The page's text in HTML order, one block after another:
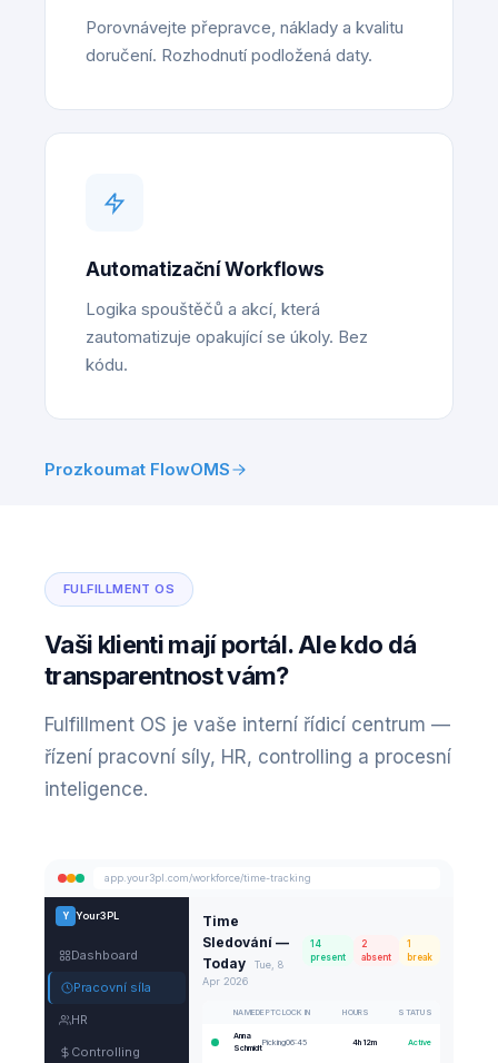
Porovnávejte přepravce, náklady a kvalitu
doručení. Rozhodnutí podložená daty.
Automatizační Workflows
Logika spouštěčů a akcí, která
zautomatizuje opakující se úkoly. Bez
kódu.
Prozkoumat FlowOMS
FULFILLMENT OS
Vaši klienti mají portál. Ale kdo dá
transparentnost vám?
Fulfillment OS je vaše interní řídicí centrum —
řízení pracovní síly, HR, controlling a procesní
inteligence.
app.your3pl.com/workforce/time-tracking
Y Your3PL
Dashboard
Pracovní síla
HR
Controlling
Time
Sledování —
Today
Tue, 8
Apr 2026
14
present
2
absent
1
break
NAMEDEPTCLOCK IN HOURS STATUS
Anna
Schmidt
Picking06:45 4h 12m Active